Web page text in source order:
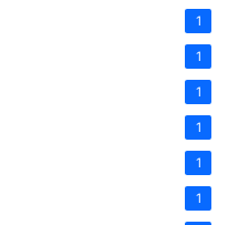
1
1
1
1
1
1